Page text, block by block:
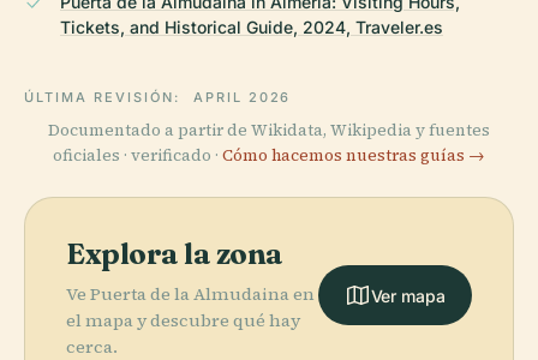
Tickets, and Historical Guide, 2024, Traveler.es
ÚLTIMA REVISIÓN: APRIL 2026
Documentado a partir de Wikidata, Wikipedia y fuentes
oficiales · verificado · Cómo hacemos nuestras guías →
Explora la zona
Ve Puerta de la Almudaina en
el mapa y descubre qué hay
cerca.
Ver mapa